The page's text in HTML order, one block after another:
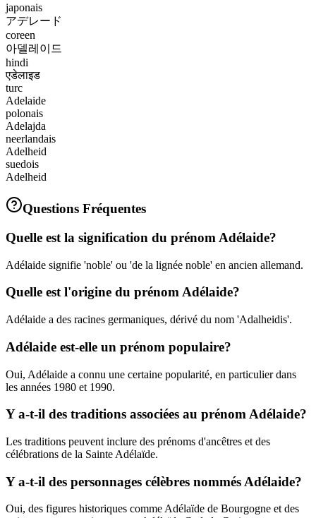
japonais
アデレード
coreen
아델레이드
hindi
एडेलाइड
turc
Adelaide
polonais
Adelajda
neerlandais
Adelheid
suedois
Adelheid
Questions Fréquentes
Quelle est la signification du prénom Adélaide?
Adélaide signifie 'noble' ou 'de la lignée noble' en ancien allemand.
Quelle est l'origine du prénom Adélaide?
Adélaide a des racines germaniques, dérivé du nom 'Adalheidis'.
Adélaide est-elle un prénom populaire?
Oui, Adélaide a connu une certaine popularité, en particulier dans
les années 1980 et 1990.
Y a-t-il des traditions associées au prénom Adélaide?
Les traditions peuvent inclure des prénoms d'ancêtres et des
célébrations de la Sainte Adélaïde.
Y a-t-il des personnages célèbres nommés Adélaide?
Oui, des figures historiques comme Adélaïde de Bourgogne et des